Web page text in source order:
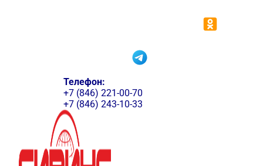
Телефон:
+7 (846) 221-00-70
+7 (846) 243-10-33